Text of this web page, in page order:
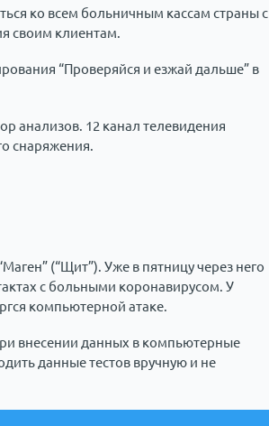
ко всем больничным кассам страны с
своим клиентам.
“Проверяйся и езжай дальше” в
анализов. 12 канал телевидения
снаряжения.
(“Щит”). Уже в пятницу через него
с больными коронавирусом. У
компьютерной атаке.
внесении данных в компьютерные
данные тестов вручную и не